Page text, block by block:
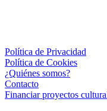
Política de Privacidad
Política de Cookies
¿Quiénes somos?
Contacto
Financiar proyectos